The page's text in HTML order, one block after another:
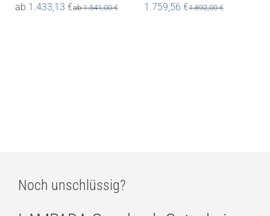
ab 1.433,13 €ab1.541,00€
1.759,56 €1.892,00€
Noch unschlüssig?